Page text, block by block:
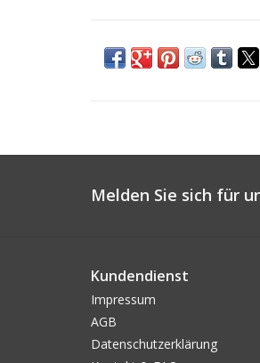
Melden Sie sich für
Kundendienst
Impressum
AGB
Datenschutzerklärung